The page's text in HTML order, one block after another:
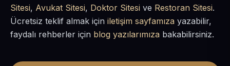
Sitesi, Avukat Sitesi, Doktor Sitesi ve Restoran Sitesi.
Ücretsiz teklif almak için iletişim sayfamıza yazabilir,
faydalı rehberler için blog yazılarımıza bakabilirsiniz.